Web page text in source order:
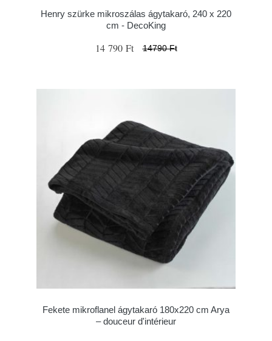
Henry szürke mikroszálas ágytakaró, 240 x 220
cm - DecoKing
14 790 Ft 14790 Ft
Fekete mikroflanel ágytakaró 180x220 cm Arya
– douceur d'intérieur